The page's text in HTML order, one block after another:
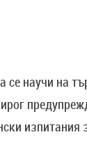
научи на
изпитания